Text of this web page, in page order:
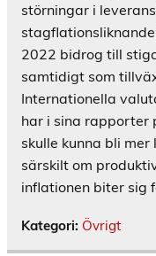
störningar i
2022 bidrog till
samtidigt som
Internationella
har i sina rapporter
skulle kunna bli
särskilt om
inflationen biter sig
Kategori: Övrigt